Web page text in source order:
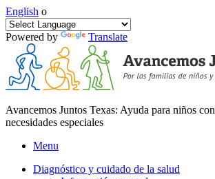
English o
Powered by Translate
Avancemos Juntos Texas: Ayuda para niños
necesidades especiales
Menu
Diagnóstico y cuidado de la salud